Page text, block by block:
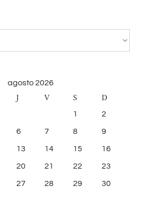
agosto 2026
J V S D
1 2
6 7 8 9
13 14 15 16
20 21 22 23
27 28 29 30